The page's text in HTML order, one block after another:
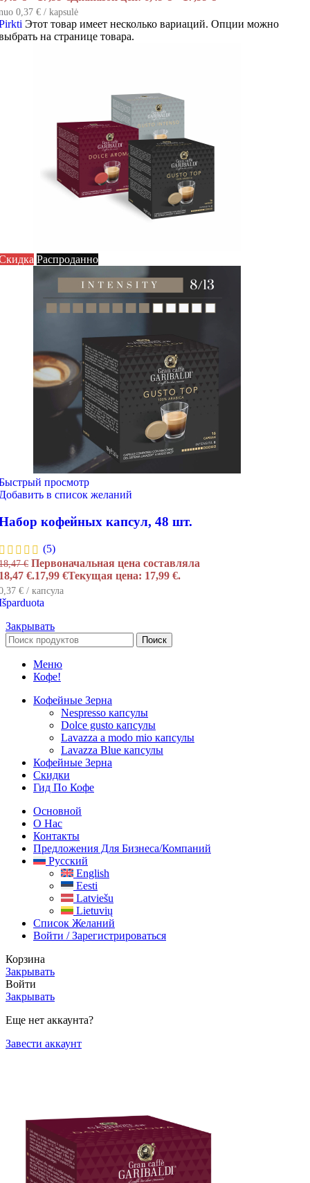
0,37 € / kapsulė
Этот товар имеет несколько вариаций. Опции можно
на странице товара.
Распроданно
просмотр
в список желаний
кофейных капсул, 48 шт.
(5)
€ Первоначальная цена составляла
€.17,99 €Текущая цена: 17,99 €.
€ / капсула
Закрывать
Поиск
Меню
Кофе!
Кофейные Зерна
Nespresso капсулы
Dolce gusto капсулы
Lavazza a modo mio капсулы
Lavazza Blue капсулы
Кофейные Зерна
Скидки
Гид По Кофе
Основной
О Нас
Контакты
Предложения Для Бизнеса/компаний
Русский
English
Eesti
Latviešu
Lietuvių
Список Желаний
Войти / Зарегистрироваться
Корзина
Закрывать
Войти
Закрывать
Еще нет аккаунта?
Завести аккаунт